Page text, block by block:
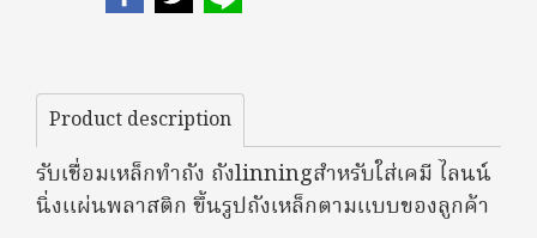
Product description
รับเชื่อมเหล็กทำถัง ถังlinningสำหรับใส่เคมี ไลนน์
นิ่งแผ่นพลาสติก ขึ้นรูปถังเหล็กตามแบบของลูกค้า